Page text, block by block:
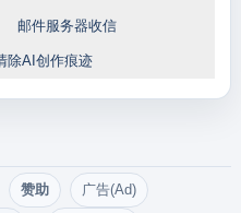
邮件服务器收信
除AI创作痕迹
赞助 广告(Ad)